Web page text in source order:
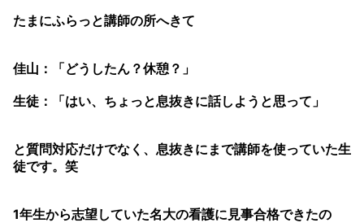
たまにふらっと講師の所へきて
佳山：「どうしたん？休憩？」
生徒：「はい、ちょっと息抜きに話しようと思って」
と質問対応だけでなく、息抜きにまで講師を使っていた生
徒です。笑
1年生から志望していた名大の看護に見事合格できたの